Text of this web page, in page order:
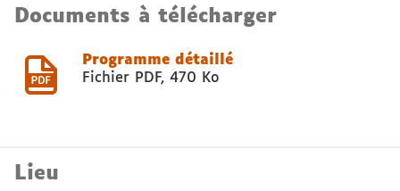
Documents à télécharger
Programme détaillé
Fichier PDF, 470 Ko
Lieu